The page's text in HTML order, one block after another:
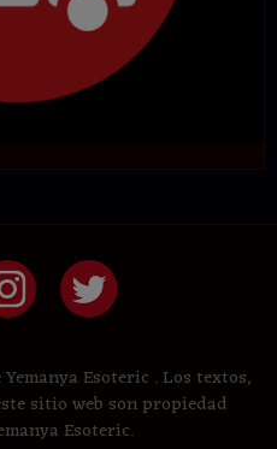
Esoteric . Los textos,
sitio web son propiedad
Esoteric.